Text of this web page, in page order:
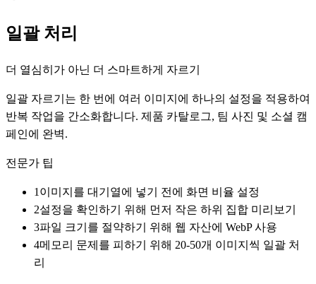
일괄 처리
더 열심히가 아닌 더 스마트하게 자르기
일괄 자르기는 한 번에 여러 이미지에 하나의 설정을 적용하여
반복 작업을 간소화합니다. 제품 카탈로그, 팀 사진 및 소셜 캠
페인에 완벽.
전문가 팁
1 이미지를 대기열에 넣기 전에 화면 비율 설정
2설정을 확인하기 위해 먼저 작은 하위 집합 미리보기
3파일 크기를 절약하기 위해 웹 자산에 WebP 사용
4메모리 문제를 피하기 위해 20-50개 이미지씩 일괄 처
리